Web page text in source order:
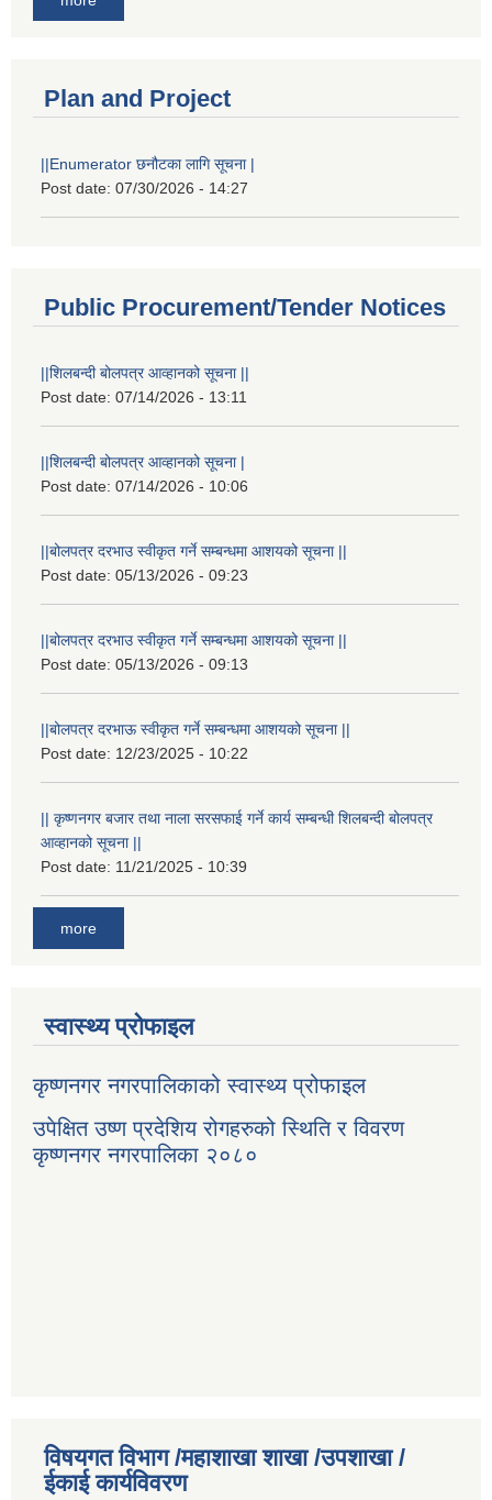
Plan and Project
||Enumerator छनौटका लागि सूचना |
Post date: 07/30/2026 - 14:27
Public Procurement/Tender Notices
||शिलबन्दी बोलपत्र आव्हानको सूचना ||
Post date: 07/14/2026 - 13:11
||शिलबन्दी बोलपत्र आव्हानको सूचना |
Post date: 07/14/2026 - 10:06
||बोलपत्र दरभाउ स्वीकृत गर्ने सम्बन्धमा आशयको सूचना ||
Post date: 05/13/2026 - 09:23
||बोलपत्र दरभाउ स्वीकृत गर्ने सम्बन्धमा आशयको सूचना ||
Post date: 05/13/2026 - 09:13
||बोलपत्र दरभाऊ स्वीकृत गर्ने सम्बन्धमा आशयको सूचना ||
Post date: 12/23/2025 - 10:22
|| कृष्णनगर बजार तथा नाला सरसफाई गर्ने कार्य सम्बन्धी शिलबन्दी बोलपत्र
आव्हानको सूचना ||
Post date: 11/21/2025 - 10:39
more
स्वास्थ्य प्रोफाइल
कृष्णनगर नगरपालिकाको स्वास्थ्य प्रोफाइल
उपेक्षित उष्ण प्रदेशिय रोगहरुको स्थिति र विवरण
कृष्णनगर नगरपालिका २०८०
विषयगत विभाग /महाशाखा शाखा /उपशाखा /
ईकाई कार्यविवरण